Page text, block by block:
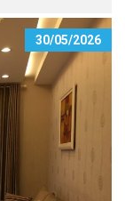
30/05/2026